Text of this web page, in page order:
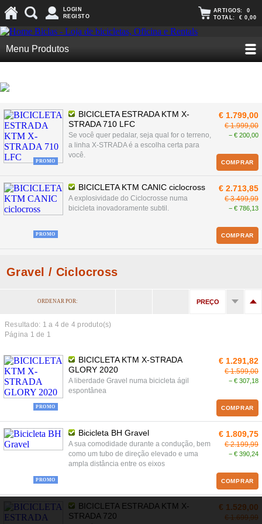
LOGIN
REGISTO
ARTIGOS: 0
TOTAL: € 0,00
Menu Produtos
PROMO
BICICLETA ESTRADA KTM X-
STRADA 710 LFC
Se você quer pedalar, seja qual for o terreno,
a linha X-STRADA é a escolha certa para
você.
€ 1.799,00
€ 1.999,00
− € 200,00
COMPRAR
PROMO
BICICLETA KTM CANIC ciclocross
A explosividade do Ciclocrosse numa
bicicleta inovadoramente subtil.
€ 2.713,85
€ 3.499,99
− € 786,13
COMPRAR
Gravel / Ciclocross
ORDENAR POR: PREÇO
Resultado: 1 a 4de 4 produto(s)
Página 1 de 1
PROMO
BICICLETA KTM X-STRADA
GLORY 2020
A liberdade Gravel numa bicicleta ágil
espontânea
€ 1.291,82
€ 1.599,00
− € 307,18
COMPRAR
PROMO
Bicicleta BH Gravel
A sua comodidade durante a condução, bem
como um tubo de direção elevado e uma
ampla distância entre os eixos
€ 1.809,75
€ 2.199,99
− € 390,24
COMPRAR
BICICLETA ESTRADA KTM X-
STRADA 720
€ 1.529,00
€ 1.699,99